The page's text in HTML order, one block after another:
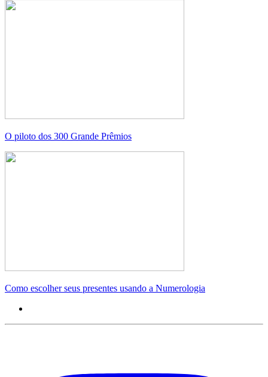
O piloto dos 300 Grande Prêmios
Como escolher seus presentes usando a Numerologia